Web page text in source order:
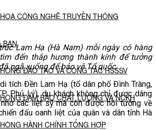
CÔNG NGHỆ TRUYỀN THÔNG
BAN
ĐÀO TẠO VÀ CÔNG TÁC HSSSV
ĐẢM BẢO CHẤT LƯỢNG VÀ NCKH
HÀNH CHÍNH TỔNG HỢP
Lam Hạ (Hà Nam) mỗi ngày có hàng
đến thắp hương thành kính để tưởng
ngã xuống để bảo vệ Tổ quốc.
Đền Lam Hạ (tổ dân phố Đình Tràng,
Phủ Lý), du khách không chỉ được dâng
các liệt sỹ mà còn được hồi tưởng về
đấu oanh liệt của quân và dân tỉnh Hà